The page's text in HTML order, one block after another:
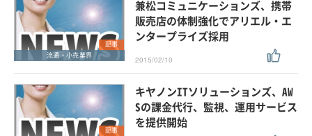
記事
流通・小売業界
兼松コミュニケーションズ、携帯
販売店の体制強化でアリエル・エ
ンタープライズ採用
2015/02/10
記事
キヤノンITソリューションズ、AW
Sの課金代行、監視、運用サービス
を提供開始